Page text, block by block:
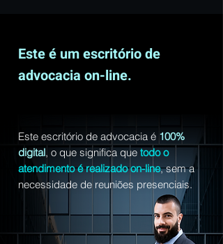
Este é um escritório de
advocacia on-line.
Este escritório de advocacia é 100%
digital, o que significa quetodo o
atendimento é realizado on-line, sem a
necessidade de reuniões presenciais.